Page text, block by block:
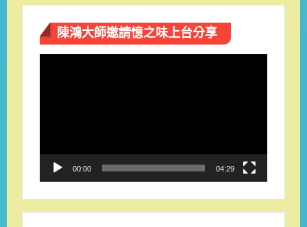
陳鴻大師邀請憶之味上台分享
00:00 04:29